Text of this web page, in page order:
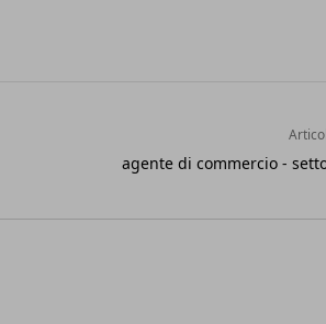
agente di commercio -